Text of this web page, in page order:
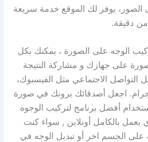
الصور، يوفر لك الموقع خدمة سريعة
دقيقة.
الوجه على الصورة ، يمكنك بكل
على جهازك و مشاركة النتيجة
التواصل الاجتماعي مثل الفيسبوك،
اجعل أصدقائك يرونك في صورة
أفضل برنامج لتركيب الوجوه
يعمل بالكامل أونلاين , سواء كنت
على الجسم اخر أو تبديل الوجه في